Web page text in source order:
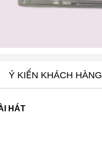
Ý KIẾN KHÁCH HÀNG
HÁT